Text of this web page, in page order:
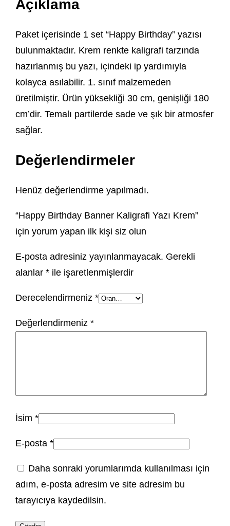
Açıklama
Paket içerisinde 1 set “Happy Birthday” yazısı
bulunmaktadır. Krem renkte kaligrafi tarzında
hazırlanmış bu yazı, içindeki ip yardımıyla
kolayca asılabilir. 1. sınıf malzemeden
üretilmiştir. Ürün yüksekliği 30 cm, genişliği 180
cm’dir. Temalı partilerde sade ve şık bir atmosfer
sağlar.
Değerlendirmeler
Henüz değerlendirme yapılmadı.
“Happy Birthday Banner Kaligrafi Yazı Krem”
için yorum yapan ilk kişi siz olun
E-posta adresiniz yayınlanmayacak. Gerekli
alanlar* ile işaretlenmişlerdir
Derecelendirmeniz*
Değerlendirmeniz*
İsim*
E-posta*
Daha sonraki yorumlarımda kullanılması için
adım, e-posta adresim ve site adresim bu
tarayıcıya kaydedilsin.